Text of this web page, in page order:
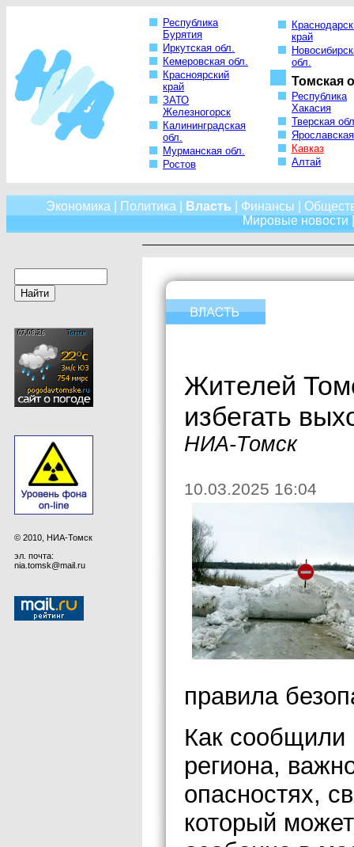
Республика
Бурятия
Иркутская обл.
Кемеровская обл.
Красноярский
край
ЗАТО
Железногорск
Калининградская
обл.
Мурманская обл.
Ростов
край
обл.
Томская
Республика
Хакасия
Тверская
Кавказ
Алтай
Экономика Политика Власть Финансы
Мировые новости
© 2010, НИА-Томск
эл. почта:
nia.tomsk@mail.ru
Жителей
избегать
НИА-Томск
10.03.2025 16:04
правила
Как
региона,
опасностях,
который